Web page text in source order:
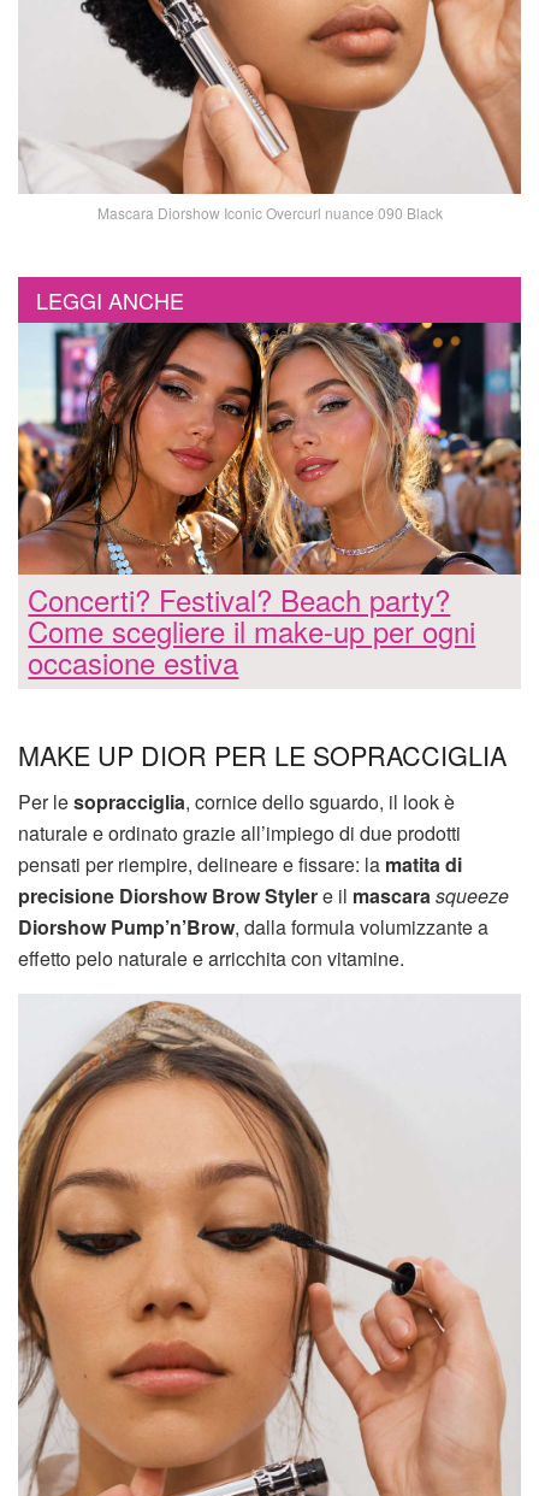
Mascara Diorshow Iconic Overcurl nuance 090 Black
LEGGI ANCHE
Concerti? Festival? Beach party?
Come scegliere il make-up per ogni
occasione estiva
MAKE UP DIOR PER LE SOPRACCIGLIA
Per lesopracciglia, cornice dello sguardo, il look è
naturale e ordinato grazie all’impiego di due prodotti
pensati per riempire, delineare e fissare: la matita di
precisione Diorshow Brow Stylere il mascara squeeze
Diorshow Pump’n’Brow, dalla formula volumizzante a
effetto pelo naturale e arricchita con vitamine.